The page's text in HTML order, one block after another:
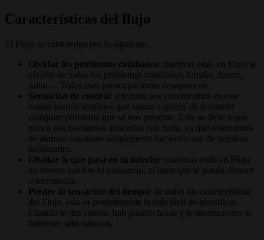
Características del flujo
El Flujo se caracteriza por lo siguiente:
Olvidar los problemas cotidianos : mientras estás en Flujo te
olvidas de todos los problemas cotidianos: familia, dinero,
salud… Todas esas preocupaciones desaparecen.
Sensación de control : mientras nos encontramos en este
estado mental sentimos que somos capaces de acometer
cualquier problema que se nos presente. Esto se debe a que
nunca nos quedamos atascados con nada, ya que avanzamos
de manera constante simplemente haciendo uso de nuestras
habilidades.
Olvidar lo que pasa en tu interior
: mientras estás en Flujo
no sientes hambre ni cansancio, ni nada que te pueda distraer
o incomodar.
Perder la sensación del tiempo : de todas las características
del Flujo, ésta es posiblemente la más fácil de identificar.
Cuando te das cuenta, han pasado horas y te sientes como si
hubieran sido minutos.